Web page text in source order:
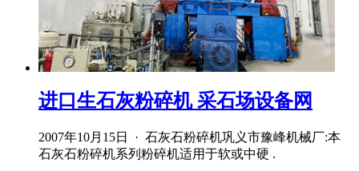
进口生石灰粉碎机 采石场设备网
2007年10月15日 · 石灰石粉碎机巩义市豫峰机械厂:本
石灰石粉碎机系列粉碎机适用于软或中硬 .